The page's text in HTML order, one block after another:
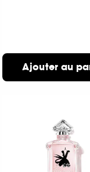
Ajouter au